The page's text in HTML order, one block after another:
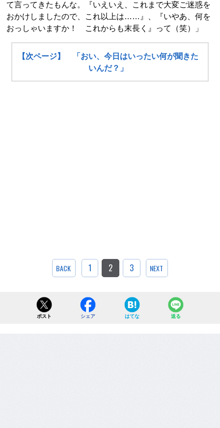
て言ってきたもんな。『いえいえ、これまで大変ご迷惑を
おかけしましたので、これ以上は……』、『いやあ、何を
おっしゃいますか！ これからも末長く』って（笑）」
【次ページ】 「おい、今日はいったい何が聞きた
いんだ？」
BACK 1 2 3 NEXT
ポスト シェア はてな 送る